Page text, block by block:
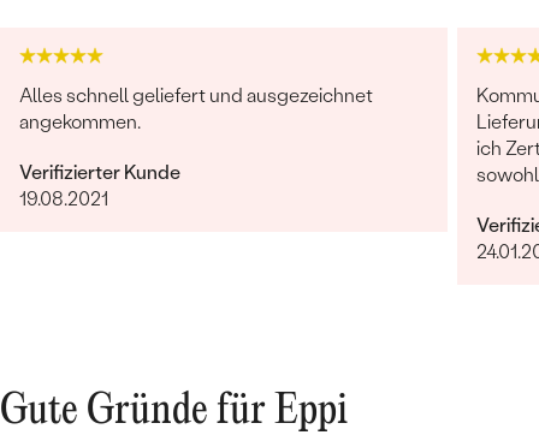
Alles schnell geliefert und ausgezeichnet
angekommen.
Verifizierter Kunde
19.08.2021
ich
Gute Gründe für Eppi